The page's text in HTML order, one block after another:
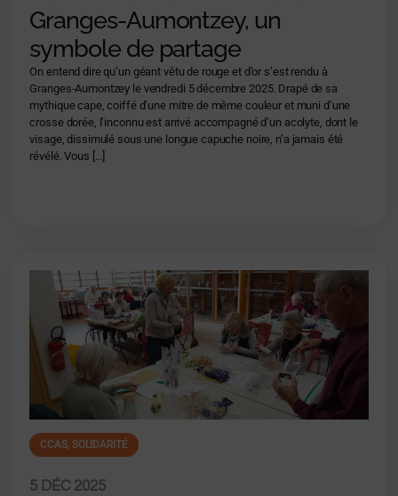
Granges-Aumontzey, un
symbole de partage
On entend dire qu’un géant vêtu de rouge et d’or s’est rendu à
Granges-Aumontzey le vendredi 5 décembre 2025. Drapé de sa
mythique cape, coiffé d’une mitre de même couleur et muni d’une
crosse dorée, l’inconnu est arrivé accompagné d’un acolyte, dont le
visage, dissimulé sous une longue capuche noire, n’a jamais été
révélé. Vous […]
CCAS,SOLIDARITÉ
5 DÉC 2025